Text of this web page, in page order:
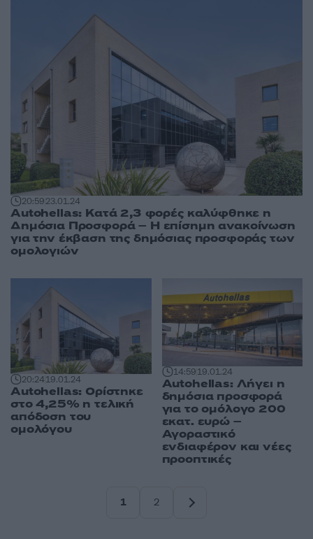
20:5923.01.24
Autohellas: Κατά 2,3 φορές καλύφθηκε η
Δημόσια Προσφορά – Η επίσημη ανακοίνωση
για την έκβαση της δημόσιας προσφοράς των
ομολογιών
20:2419.01.24
Autohellas: Ορίστηκε
στο 4,25% η τελική
απόδοση του
ομολόγου
14:5919.01.24
Autohellas: Λήγει η
δημόσια προσφορά
για το ομόλογο 200
εκατ. ευρώ –
Αγοραστικό
ενδιαφέρον και νέες
προοπτικές
1
2